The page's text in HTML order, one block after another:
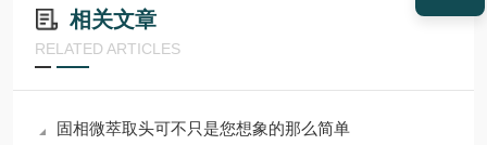
相关文章
RELATED ARTICLES
固相微萃取头可不只是您想象的那么简单